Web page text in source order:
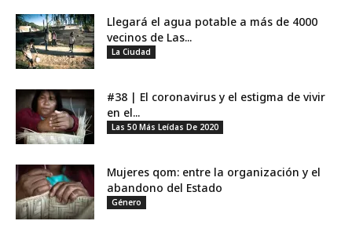
Llegará el agua potable a más de 4000
vecinos de Las...
La Ciudad
#38 | El coronavirus y el estigma de vivir
en el...
Las 50 Más Leídas De 2020
Mujeres qom: entre la organización y el
abandono del Estado
Género